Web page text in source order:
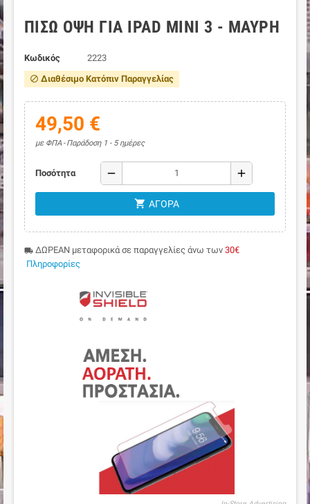
ΠΊΣΩ ΌΨΗ ΓΙΑ IPAD MINI 3 - ΜΑΎΡΗ
Κωδικός 2223
block Διαθέσιμο Κατόπιν Παραγγελίας
49,50 €
με ΦΠΑ Παράδοση 1 - 5 ημέρες
Ποσότητα remove add
shopping_cart ΑΓΟΡΆ
local_shipping ΔΩΡΕΑΝ μεταφορικά σε παραγγελίες άνω των 30€
Πληροφορίες